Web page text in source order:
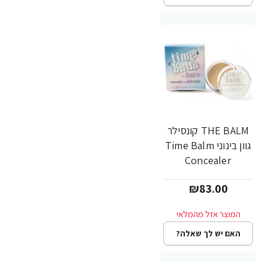
THE BALM קונסילר
גוון בינוני Time Balm
Concealer
₪83.00
האם יש לך שאלה?